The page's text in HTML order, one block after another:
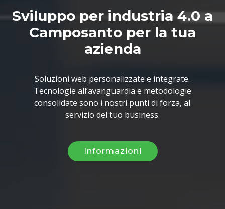
Sviluppo per industria 4.0 a
Camposanto per la tua
azienda
Soluzioni web personalizzate e integrate.
Tecnologie all’avanguardia e metodologie
consolidate sono i nostri punti di forza, al
servizio del tuo business.
Informazioni